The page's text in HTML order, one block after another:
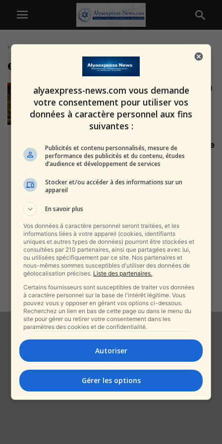
Home
enlèvement
Le père de Yuval, l’enfant disparu
: « Au bout de...
alxprss_sab 24 juillet 2026
Enregistrements révélés : l’ultime
combat du capitaine Omer
Neutra le 7...
24 février 2026
le Mossad » : l’enquête sur...
alxprss_sab - 1 janvier 2026
Deux jeunes de Jérusalem-Est
arrêtés après l’enlèvement
violent d’un jeune près...
alxprss_sab - 18 novembre 2025
alyaexpress-news.com vous demande
votre consentement pour utiliser vos
données à caractère personnel aux fins
suivantes :
Publicités et contenu personnalisés, mesure de
performance des publicités et du contenu, études
d’audience et développement de services
Stocker et/ou accéder à des informations sur un
appareil
En savoir plus
Vos données à caractère personnel seront traitées, et les
informations liées à votre appareil (cookies, identifiants
uniques et autres types de données) pourront être stockées et
consultées par 210 partenaires, ainsi que partagées avec lui,
ou utilisées spécifiquement par ce site. Nos partenaires et
nous-mêmes sommes susceptibles d'utiliser des données de
géolocalisation précises. Liste des partenaires.
Certains fournisseurs sont susceptibles de traiter vos données
à caractère personnel sur la base de l'intérêt légitime. Vous
pouvez vous y opposer en gérant vos options ci-dessous.
Recherchez un lien en bas de cette page ou dans le menu du
site pour gérer ou retirer votre consentement dans les
paramètres des cookies et de confidentialité.
Autoriser
Gérer les options